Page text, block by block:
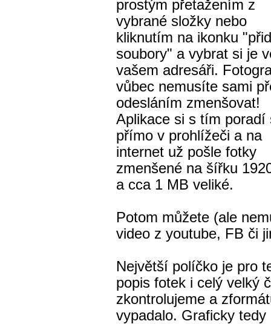
prostým přetažením z
vybrané složky nebo
kliknutím na ikonku
soubory" a vybrat si je
vašem adresáři.
vůbec nemusíte sami
odesláním zmenšovat!
Aplikace si s tím poradí
přímo v prohlížeči a na
internet už pošle fotky
zmenšené na šířku
a cca 1 MB veliké.
Potom můžete (ale
video z youtube, FB či
Největší políčko je pro
popis fotek i celý velký
zkontrolujeme a
vypadalo. Graficky tedy